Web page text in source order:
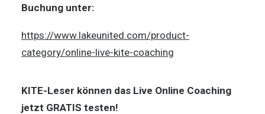
Buchung unter:
https://www.lakeunited.com/product-
category/online-live-kite-coaching
KITE-Leser können das Live Online Coaching
jetzt GRATIS testen!